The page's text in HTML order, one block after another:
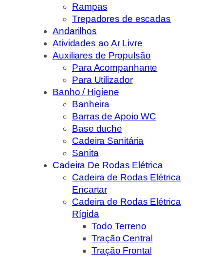
Rampas
Trepadores de escadas
Andarilhos
Atividades ao Ar Livre
Auxiliares de Propulsão
Para Acompanhante
Para Utilizador
Banho / Higiene
Banheira
Barras de Apoio WC
Base duche
Cadeira Sanitária
Sanita
Cadeira De Rodas Elétrica
Cadeira de Rodas Elétrica
Encartar
Cadeira de Rodas Elétrica
Rígida
Todo Terreno
Tração Central
Tração Frontal